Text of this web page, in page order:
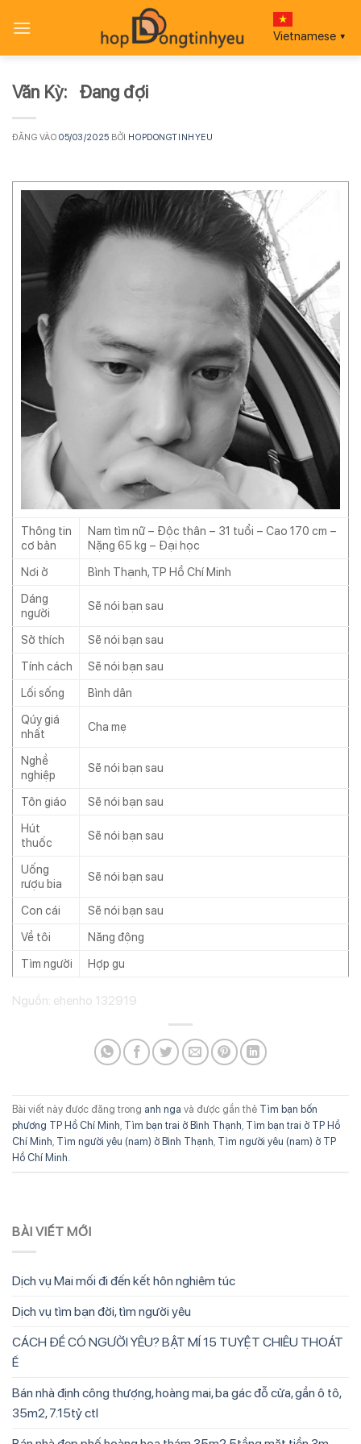
qua
Vietnamese ▼
Văn Kỳ: Đang đợi
ĐĂNG VÀO05/03/2025 BỞI HOPDONGTINHYEU
Thông tin
cơ bản
Nam tìm nữ – Độc thân – 31 tuổi – Cao 170 cm –
Nặng 65 kg – Đại học
Nơi ở
Bình Thạnh, TP Hồ Chí Minh
Dáng
người
Sẽ nói bạn sau
Sở thích
Sẽ nói bạn sau
Tính cách
Sẽ nói bạn sau
Lối sống
Bình dân
Qúy giá
nhất
Cha mẹ
Nghề
nghiệp
Sẽ nói bạn sau
Tôn giáo
Sẽ nói bạn sau
Hút
thuốc
Sẽ nói bạn sau
Uống
rượu bia
Sẽ nói bạn sau
Con cái
Sẽ nói bạn sau
Về tôi
Năng động
Tìm người
Hợp gu
Nguồn: ehenho 132919
Bài viết này được đăng trong anh nga và được gắn thẻ Tìm bạn bốn
phương TP Hồ Chí Minh Tìm bạn trai ở Bình Thạnh Tìm bạn trai ở TP Hồ
Chí Minh Tìm người yêu (nam) ở Bình Thạnh Tìm người yêu (nam) ở TP
Hồ Chí Minh
BÀI VIẾT MỚI
Dịch vụ Mai mối đi đến kết hôn nghiêm túc
Dịch vụ tìm bạn đời, tìm người yêu
CÁCH ĐỂ CÓ NGƯỜI YÊU? BẬT MÍ 15 TUYỆT CHIÊU THOÁT
Ế
Bán nhà định công thượng, hoàng mai, ba gác đỗ cửa, gần ô tô,
35m2, 7.15tỷ ctl